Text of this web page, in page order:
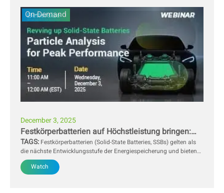
On-Demand
December 3, 2025
Festkörperbatterien auf Höchstleistung bringen:
Partikelanalyse für maximale Performance
TAGS: Festkörperbatterien (Solid-State Batteries, SSBs) gelten als
die nächste Entwicklungsstufe der Energiespeicherung und bieten
eine außergewöhnlich hohe Sicherheit sowie eine hohe
Energiedichte. Im Zentrum dieser Technologie steht jedoch eine
Watch